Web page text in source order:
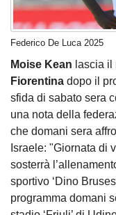
Federico De Luca 2025
Moise Kean lascia
Fiorentina dopo il
sfida di sabato sera
una nota della
che domani sera
Israele: "Giornata di
sosterrà
sportivo ‘Dino
programma domani